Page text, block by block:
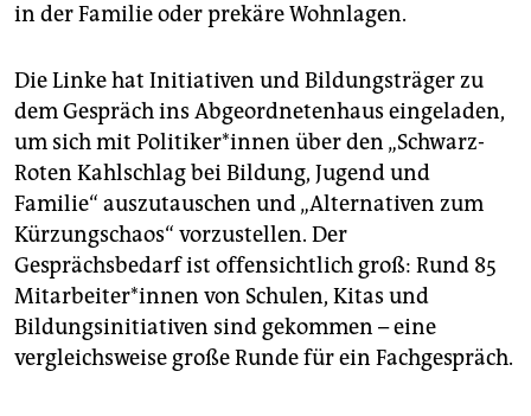
in der Familie oder prekäre Wohnlagen.
Die Linke hat Initiativen und Bildungsträger zu
dem Gespräch ins Abgeordnetenhaus eingeladen,
um sich mit Po­li­ti­ke­r*in­nen über den „Schwarz-
Roten Kahlschlag bei Bildung, Jugend und
Familie“ auszutauschen und „Alternativen zum
Kürzungschaos“ vorzustellen. Der
Gesprächsbedarf ist offensichtlich groß: Rund 85
Mit­ar­bei­te­r*in­nen von Schulen, Kitas und
Bildungsinitiativen sind gekommen – eine
vergleichsweise große Runde für ein Fachgespräch.